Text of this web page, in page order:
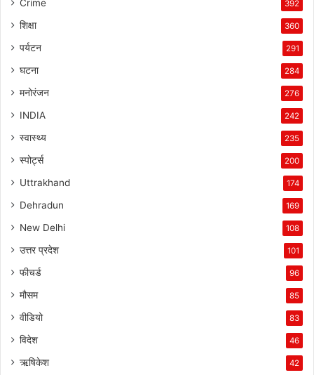
Crime 392
शिक्षा 360
पर्यटन 291
घटना 284
मनोरंजन 276
INDIA 242
स्वास्थ्य 235
स्पोर्ट्स 200
Uttrakhand 174
Dehradun 169
New Delhi 108
उत्तर प्रदेश 101
फीचर्ड 96
मौसम 85
वीडियो 83
विदेश 46
ऋषिकेश 42